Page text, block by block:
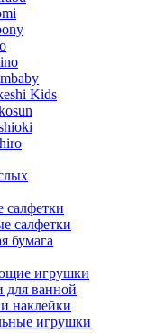
Kids
салфетки
бумага
игрушки
ванной
наклейки
игрушки